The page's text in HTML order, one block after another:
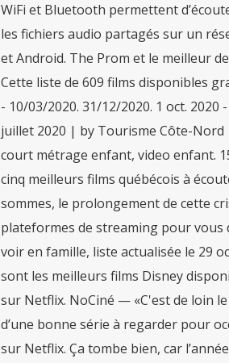
WiFi et Bluetooth permettent
les fichiers audio partagés sur un
et Android. The Prom et le meilleur
Cette liste de 609 films disponibles
- 10/03/2020. 31/12/2020. 1 oct.
juillet 2020 | by Tourisme Côte-
court métrage enfant, video enfant.
cinq meilleurs films québécois à
sommes, le prolongement de cette
plateformes de streaming pour vous
voir en famille, liste actualisée le 29
sont les meilleurs films Disney
sur Netflix. NoCiné — «C'est de loin
d’une bonne série à regarder pour
sur Netflix. Ça tombe bien, car